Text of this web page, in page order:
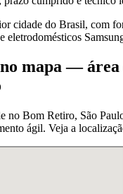
cidade do Brasil, com
eletrodomésticos
no mapa — área
no Bom Retiro, São
ágil. Veja a